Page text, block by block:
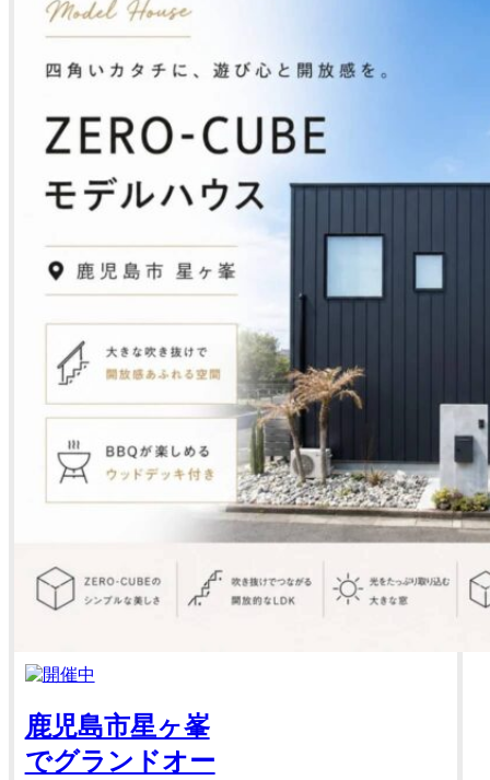
鹿児島市星ヶ峯
でグランドオー